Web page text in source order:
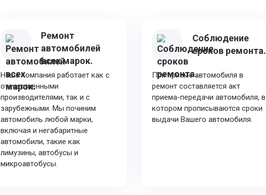
Ремонт
автомобилей
всех марок.
Наша компания работает как с
отечественными
производителями, так и с
зарубежными. Мы починим
автомобиль любой марки,
включая и негабаритные
автомобили, такие как
лимузины, автобусы и
микроавтобусы.
Соблюдение
сроков ремонта.
При приеме автомобиля в
ремонт составляется акт
приема-передачи автомобиля, в
котором прописываются сроки
выдачи Вашего автомобиля.